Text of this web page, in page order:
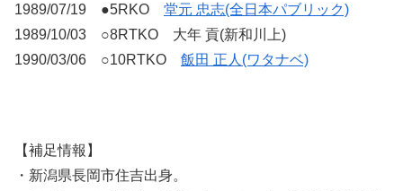
1989/07/19 ●5RKO 堂元 忠志(全日本パブリック)
1989/10/03 ○8RTKO 大年 貢(新和川上)
1990/03/06 ○10RTKO 飯田 正人(ワタナベ)
【補足情報】
・新潟県長岡市住吉出身。